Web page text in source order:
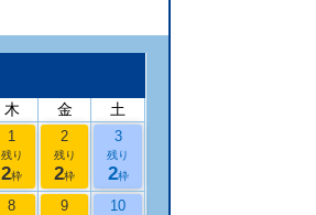
木 金 土
1
残り
2枠
2
残り
2枠
3
残り
2枠
8 9 10